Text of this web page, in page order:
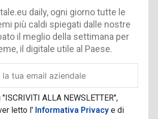
daily, ogni giorno tutte le
più caldi spiegati dalle nostre
il meglio della settimana per
il digitale utile al Paese.
ALLA NEWSLETTER",
letto l' Informativa Privacye di